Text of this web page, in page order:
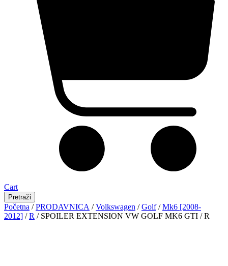
Cart
Pretraži
Početna /PRODAVNICA /Volkswagen /Golf/Mk6 [2008-
2012] /R / SPOILER EXTENSION VW GOLF MK6 GTI / R